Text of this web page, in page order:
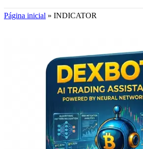
Página inicial » INDICATOR